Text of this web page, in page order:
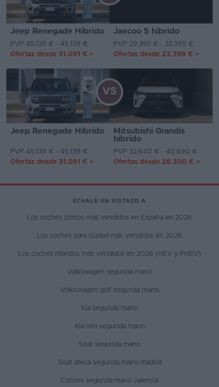
Jeep Renegade Híbrido Jaecoo 5 hibrido
PVP 45.139 € - 45.139 €
PVP 29.395 € - 32.395 €
Ofertas desde 31.091 € > Ofertas desde 23.399 € >
Jeep Renegade Híbrido
Mitsubishi Grandis
híbrido
VS
PVP 45.139 € - 45.139 €
PVP 32.640 € - 40.690 €
Ofertas desde 31.091 € > Ofertas desde 28.300 € >
ÉCHALE UN VISTAZO A
Los coches chinos más vendidos en España en 2026
Los coches para ciudad más vendidos en 2026
Los coches híbridos más vendidos en 2026 (HEV y PHEV)
Volkswagen segunda mano
Volkswagen golf segunda mano
Kia segunda mano
Kia niro segunda mano
Seat segunda mano
Seat ateca segunda mano madrid
Coches segunda mano valencia